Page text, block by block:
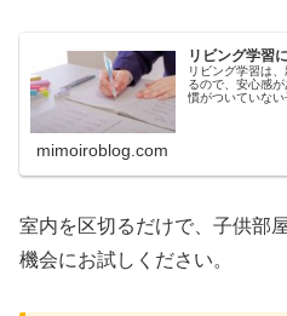
リビング学習
リビング学習は
るので、安心感
慣がついていな
mimoiroblog.com
室内を区切るだけで、子供部
機会にお試しください。